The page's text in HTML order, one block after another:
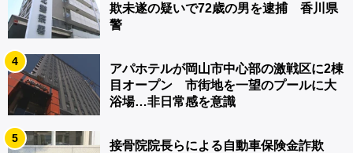
欺未遂の疑いで72歳の男を逮捕 香川県
警
4
アパホテルが岡山市中心部の激戦区に2棟
目オープン 市街地を一望のプールに大
浴場…非日常感を意識
5
接骨院院長らによる自動車保険金詐欺